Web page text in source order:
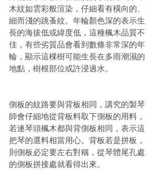
木紋如雲彩般渲染，仔細看有橫向的、
細而淺的跳蚤紋。年輪顏色深的表示生
長的海拔低或緯度低，這種楓木品質不
佳，有些劣質品會看到數條非常深的年
輪，顯示這棵樹可能生長在多雨潮濕的
地點，樹根部位或許浸過水。
側板的紋路要與背板相同，講究的製琴
師會仔細地從背板料取下側板的用料，
若連琴頭楓木都與背側板相同，表示這
把琴的選料相當用心。背板若是拼板，
則側板必定要左右對稱，從琴體尾孔處
的側板拼接處就看得出來。